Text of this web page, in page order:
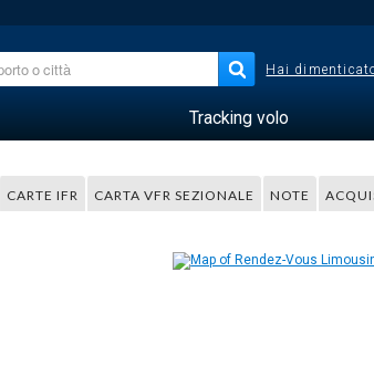
Hai
Tracking volo
CARTE IFR CARTA VFR SEZIONALE NOTE